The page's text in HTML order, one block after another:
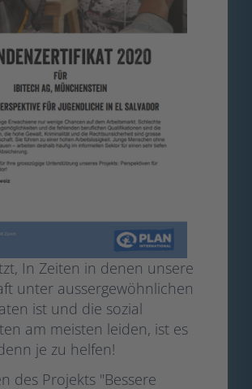
In Zeiten in denen unsere
unter aussergewöhnlichen
ist und die sozial
am meisten leiden, ist es
je zu helfen!
des Projekts "Bessere